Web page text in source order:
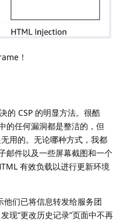
！
的 CSP 的明显方法。很酷
的任何漏洞都是整洁的，但
用的。无论哪种方式，我都
邮件以及一些屏幕截图和一个
有效负载以进行更新环境
他们已将信息转发给服务团
现“更改历史记录”页面中不再